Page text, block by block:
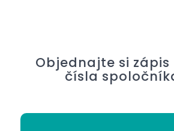
Objednajte si
čísla